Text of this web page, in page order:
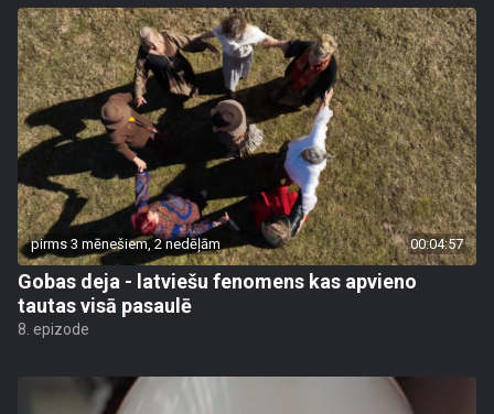
pirms 3 mēnešiem, 2 nedēļām 00:04:57
Gobas deja - latviešu fenomens kas apvieno
tautas visā pasaulē
8. epizode